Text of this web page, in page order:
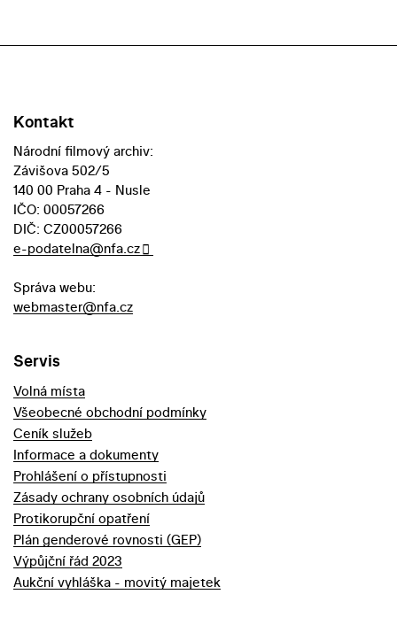
Kontakt
Národní filmový archiv:
Závišova 502/5
140 00 Praha 4 - Nusle
IČO: 00057266
DIČ: CZ00057266
e-podatelna@nfa.cz
Správa webu:
webmaster@nfa.cz
Servis
Volná místa
Všeobecné obchodní podmínky
Ceník služeb
Informace a dokumenty
Prohlášení o přístupnosti
Zásady ochrany osobních údajů
Protikorupční opatření
Plán genderové rovnosti (GEP)
Výpůjční řád 2023
Aukční vyhláška - movitý majetek